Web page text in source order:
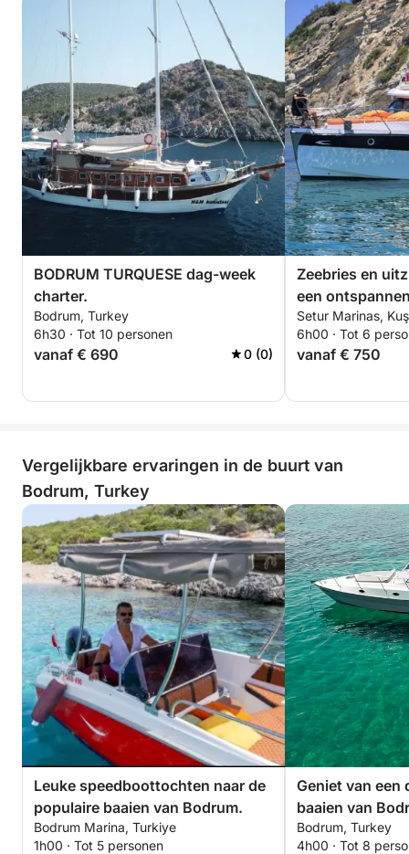
BODRUM TURQUESE dag-week
charter.
Bodrum, Turkey
6h30 · Tot 10 personen
vanaf € 690 0 (0)
Zeebries en
een
Kuşadasi
Setur Marinas,
6h00 · Tot 6
vanaf € 750
Vergelijkbare ervaringen in de buurt van
Bodrum, Turkey
Leuke speedboottochten naar de
populaire baaien van Bodrum.
Bodrum Marina, Turkiye
1h00 · Tot 5 personen
Geniet van een
baaien van
Bodrum, Turkey
4h00 · Tot 8